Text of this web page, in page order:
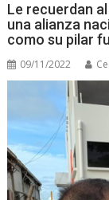
Le recuerdan
una alianza
como su pilar
09/11/2022